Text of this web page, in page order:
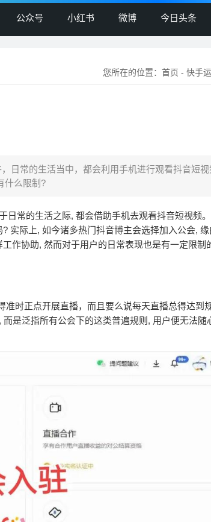
公众号 小红书 微博 今日头条
您所在的位置： 首页 - 快手
日常的生活当中，都会利用手机进行观看抖音短
什么限制?
日常的生活之际, 都会借助手机去观看抖音短视频
实际上, 如今诸多热门抖音博主会选择加入公会,
作协助, 然而对于用户的日常表现也是有一定限制
时正点开展直播，而且要么说每天直播总得达到
是泛指所有公会下的这类普遍规则, 用户便无法随